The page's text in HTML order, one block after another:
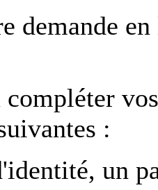
demande
:
un